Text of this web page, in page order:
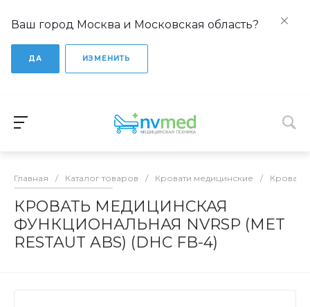
Ваш город Москва и Московская область?
ДА ИЗМЕНИТЬ
Главная / Каталог товаров / Кровати медицинские / Кровати
КРОВАТЬ МЕДИЦИНСКАЯ
ФУНКЦИОНАЛЬНАЯ NVRSP (MET
RESTAUT ABS) (DHC FB-4)